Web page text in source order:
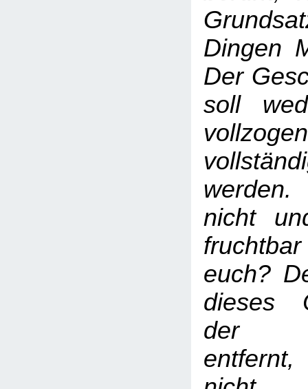
Dingen
Der
soll
nicht
euch?
dieses
der